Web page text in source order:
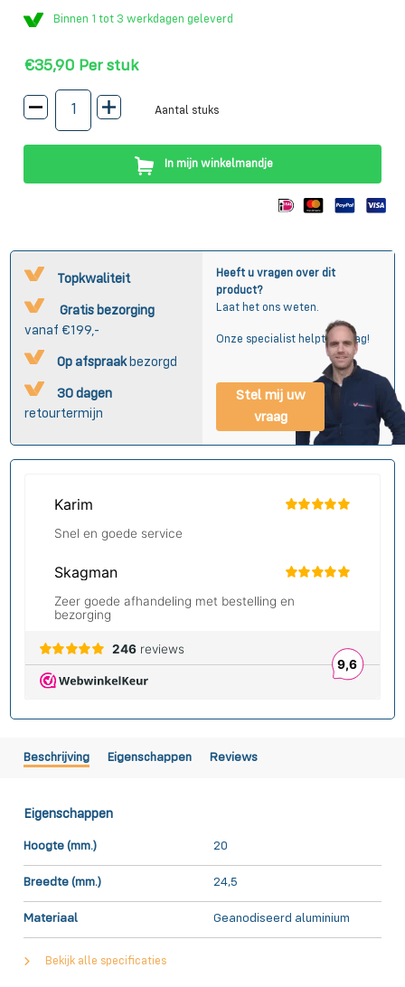
Binnen 1 tot 3 werkdagen geleverd
€35,90 Per stuk
Aantal stuks
In mijn winkelmandje
Topkwaliteit
Gratis bezorging
vanaf €199,-
Op afspraak bezorgd
30 dagen
retourtermijn
Heeft u vragen over dit
product?
Laat het ons weten.
Onze specialist helpt u graag!
Stel mij uw
vraag
Beschrijving Eigenschappen Reviews
Eigenschappen
Hoogte (mm.) 20
Breedte (mm.) 24,5
Materiaal Geanodiseerd aluminium
Bekijk alle specificaties